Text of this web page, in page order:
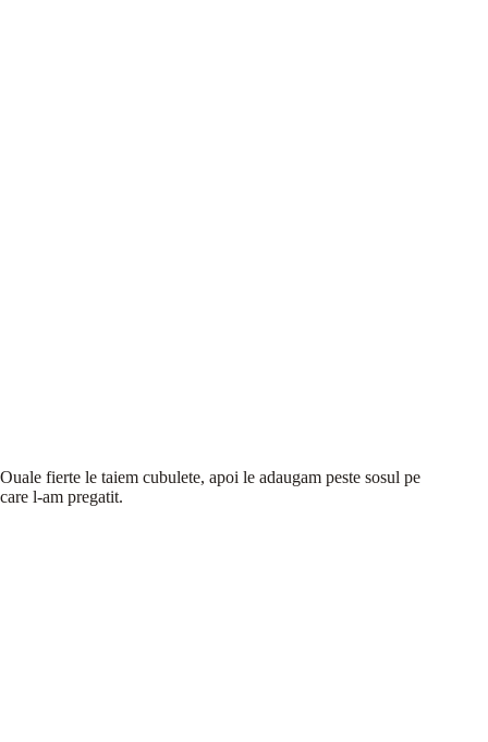
Ouale fierte le taiem cubulete, apoi le adaugam peste sosul pe
care l-am pregatit.